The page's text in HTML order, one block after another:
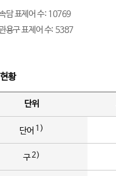
담 표제어 수: 10769
용구 표제어 수: 5387
황
단위
단어 1)
구2)